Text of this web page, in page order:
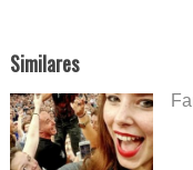
Similares